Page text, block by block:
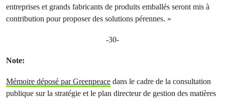
entreprises et grands fabricants de produits emballés seront mis à
contribution pour proposer des solutions pérennes. »
-30-
Note:
Mémoire déposé par Greenpeace dans le cadre de la consultation
publique sur la stratégie et le plan directeur de gestion des matières